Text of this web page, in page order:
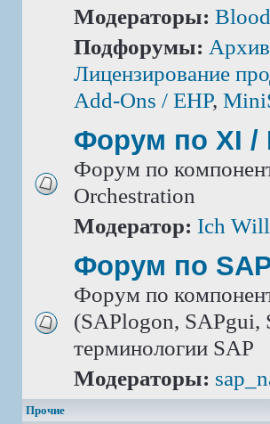
Модераторы:
Подфорумы:
Лицензирование
Add-Ons / ЕНР,
Форум по XI /
Форум по
Orchestration
Модератор: Ich Will
Форум по
Форум по
(SAPlogon, SAPgui,
терминологии SAP
Модераторы:
Прочие